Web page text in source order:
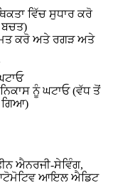
ਵਿੱਚ ਸੁਧਾਰ ਕਰੋ
ਬਚਤ)
ਕਰੋ ਅਤੇ ਰਗੜ ਅਤੇ
ਨੂੰ ਘਟਾਓ (ਵੱਧ ਤੋਂ
ਗਿਆ)